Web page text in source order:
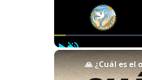
PlayUnmute
🙏 ¿Cuál es el